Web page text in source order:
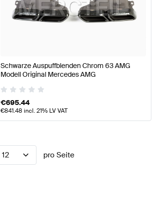
Schwarze Auspuffblenden Chrom 63 AMG
Modell Original Mercedes AMG
€695.44
€841.48 incl. 21% LV VAT
12 pro Seite